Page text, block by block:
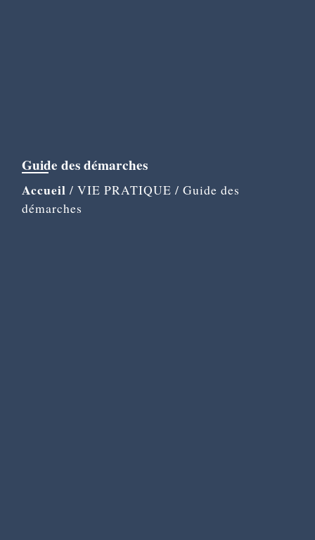
Guide des démarches
Accueil / VIE PRATIQUE / Guide des
démarches